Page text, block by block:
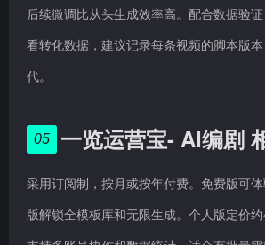
后续微调比从头生成效率高。配合数据验
看转化数据，建议记录每条视频的脚本版
代。
05 一览运营宝- AI编剧
采用订阅制，按月或按年付费。免费版可
版解锁全模板库和无限生成。个人版定价